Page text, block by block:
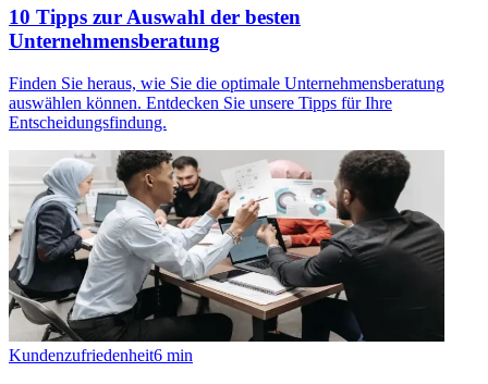
10 Tipps zur Auswahl der besten
Unternehmensberatung
Finden Sie heraus, wie Sie die optimale Unternehmensberatung
auswählen können. Entdecken Sie unsere Tipps für Ihre
Entscheidungsfindung.
Kundenzufriedenheit6 min